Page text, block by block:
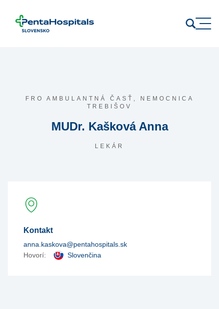
FRO AMBULANTNÁ ČASŤ,
NEMOCNICA
TREBIŠOV
MUDr. Kašková Anna
LEKÁR
Kontakt
anna.kaskova@pentahospitals.sk
Hovorí:
Slovenčina